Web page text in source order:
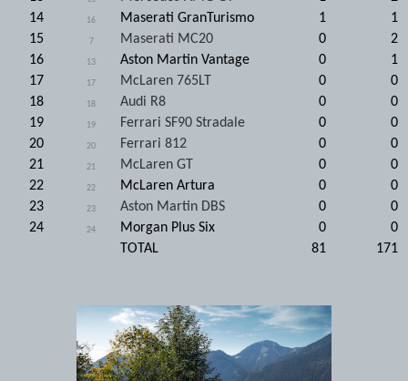
14
16 Maserati GranTurismo 1
1
15
7 Maserati MC20 0
2
16
13 Aston Martin Vantage 0
1
17
17 McLaren 765LT 0
0
18
18 Audi R8 0
0
19
19 Ferrari SF90 Stradale 0
0
20
20 Ferrari 812 0
0
21
21 McLaren GT 0
0
22
22 McLaren Artura 0
0
23
23 Aston Martin DBS 0
0
24
24 Morgan Plus Six 0
0
TOTAL
81 171